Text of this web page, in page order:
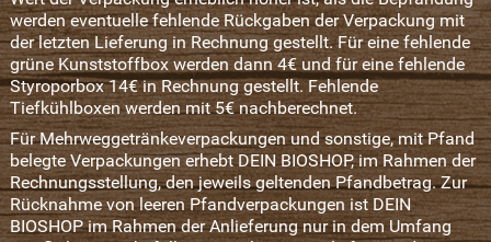
werden eventuelle fehlende Rückgaben der Verpackung mit
der letzten Lieferung in Rechnung gestellt. Für eine fehlende
grüne Kunststoffbox werden dann 4€ und für eine fehlende
Styroporbox 14€ in Rechnung gestellt. Fehlende
Tiefkühlboxen werden mit 5€ nachberechnet.
Für Mehrweggetränkeverpackungen und sonstige, mit Pfand
belegte Verpackungen erhebt DEIN BIOSHOP, im Rahmen der
Rechnungsstellung, den jeweils geltenden Pfandbetrag. Zur
Rücknahme von leeren Pfandverpackungen ist DEIN
BIOSHOP im Rahmen der Anlieferung nur in dem Umfang